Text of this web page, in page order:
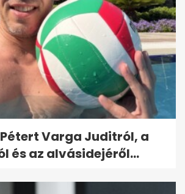
Varga Juditról, a
és az alvásidejéről...